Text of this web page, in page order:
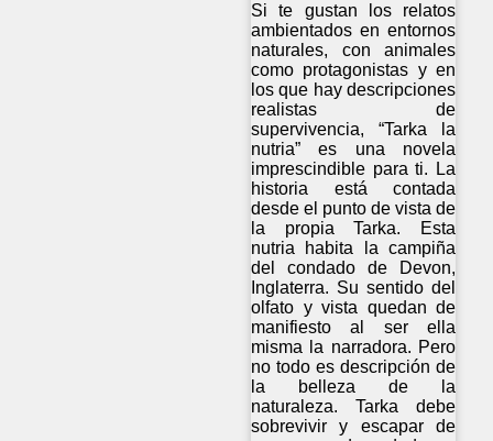
Si te gustan los relatos
ambientados en entornos
naturales, con animales
como protagonistas y en
los que hay descripciones
realistas de
supervivencia, “Tarka la
nutria” es una novela
imprescindible para ti. La
historia está contada
desde el punto de vista de
la propia Tarka. Esta
nutria habita la campiña
del condado de Devon,
Inglaterra. Su sentido del
olfato y vista quedan de
manifiesto al ser ella
misma la narradora. Pero
no todo es descripción de
la belleza de la
naturaleza. Tarka debe
sobrevivir y escapar de